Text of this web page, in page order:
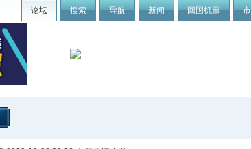
论坛 搜索 导航 新闻 回国机票